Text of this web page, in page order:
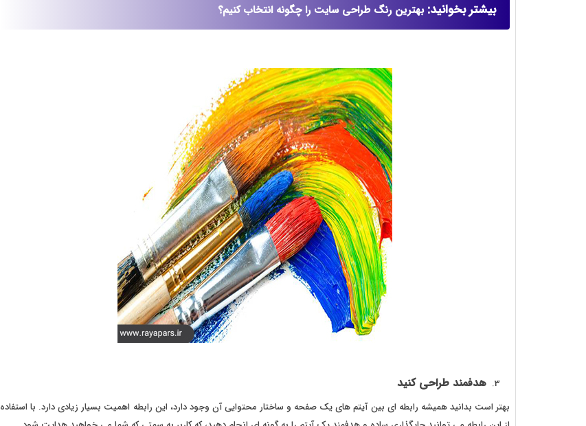
بیشتر بخوانید:بهترین رنگ طراحی سایت را چگونه انتخاب کنیم؟
هدفمند طراحی کنید
بهتر است بدانید همیشه رابطه ای بین آیتم های یک صفحه و ساختار محتوایی آن وجود دارد، این رابطه اهمیت بسیار زیادی دارد. با استفاده